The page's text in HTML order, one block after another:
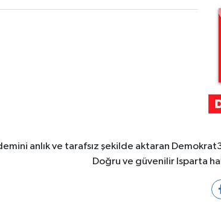
anlık ve tarafsız şekilde aktaran
Doğru ve güvenilir Isparta